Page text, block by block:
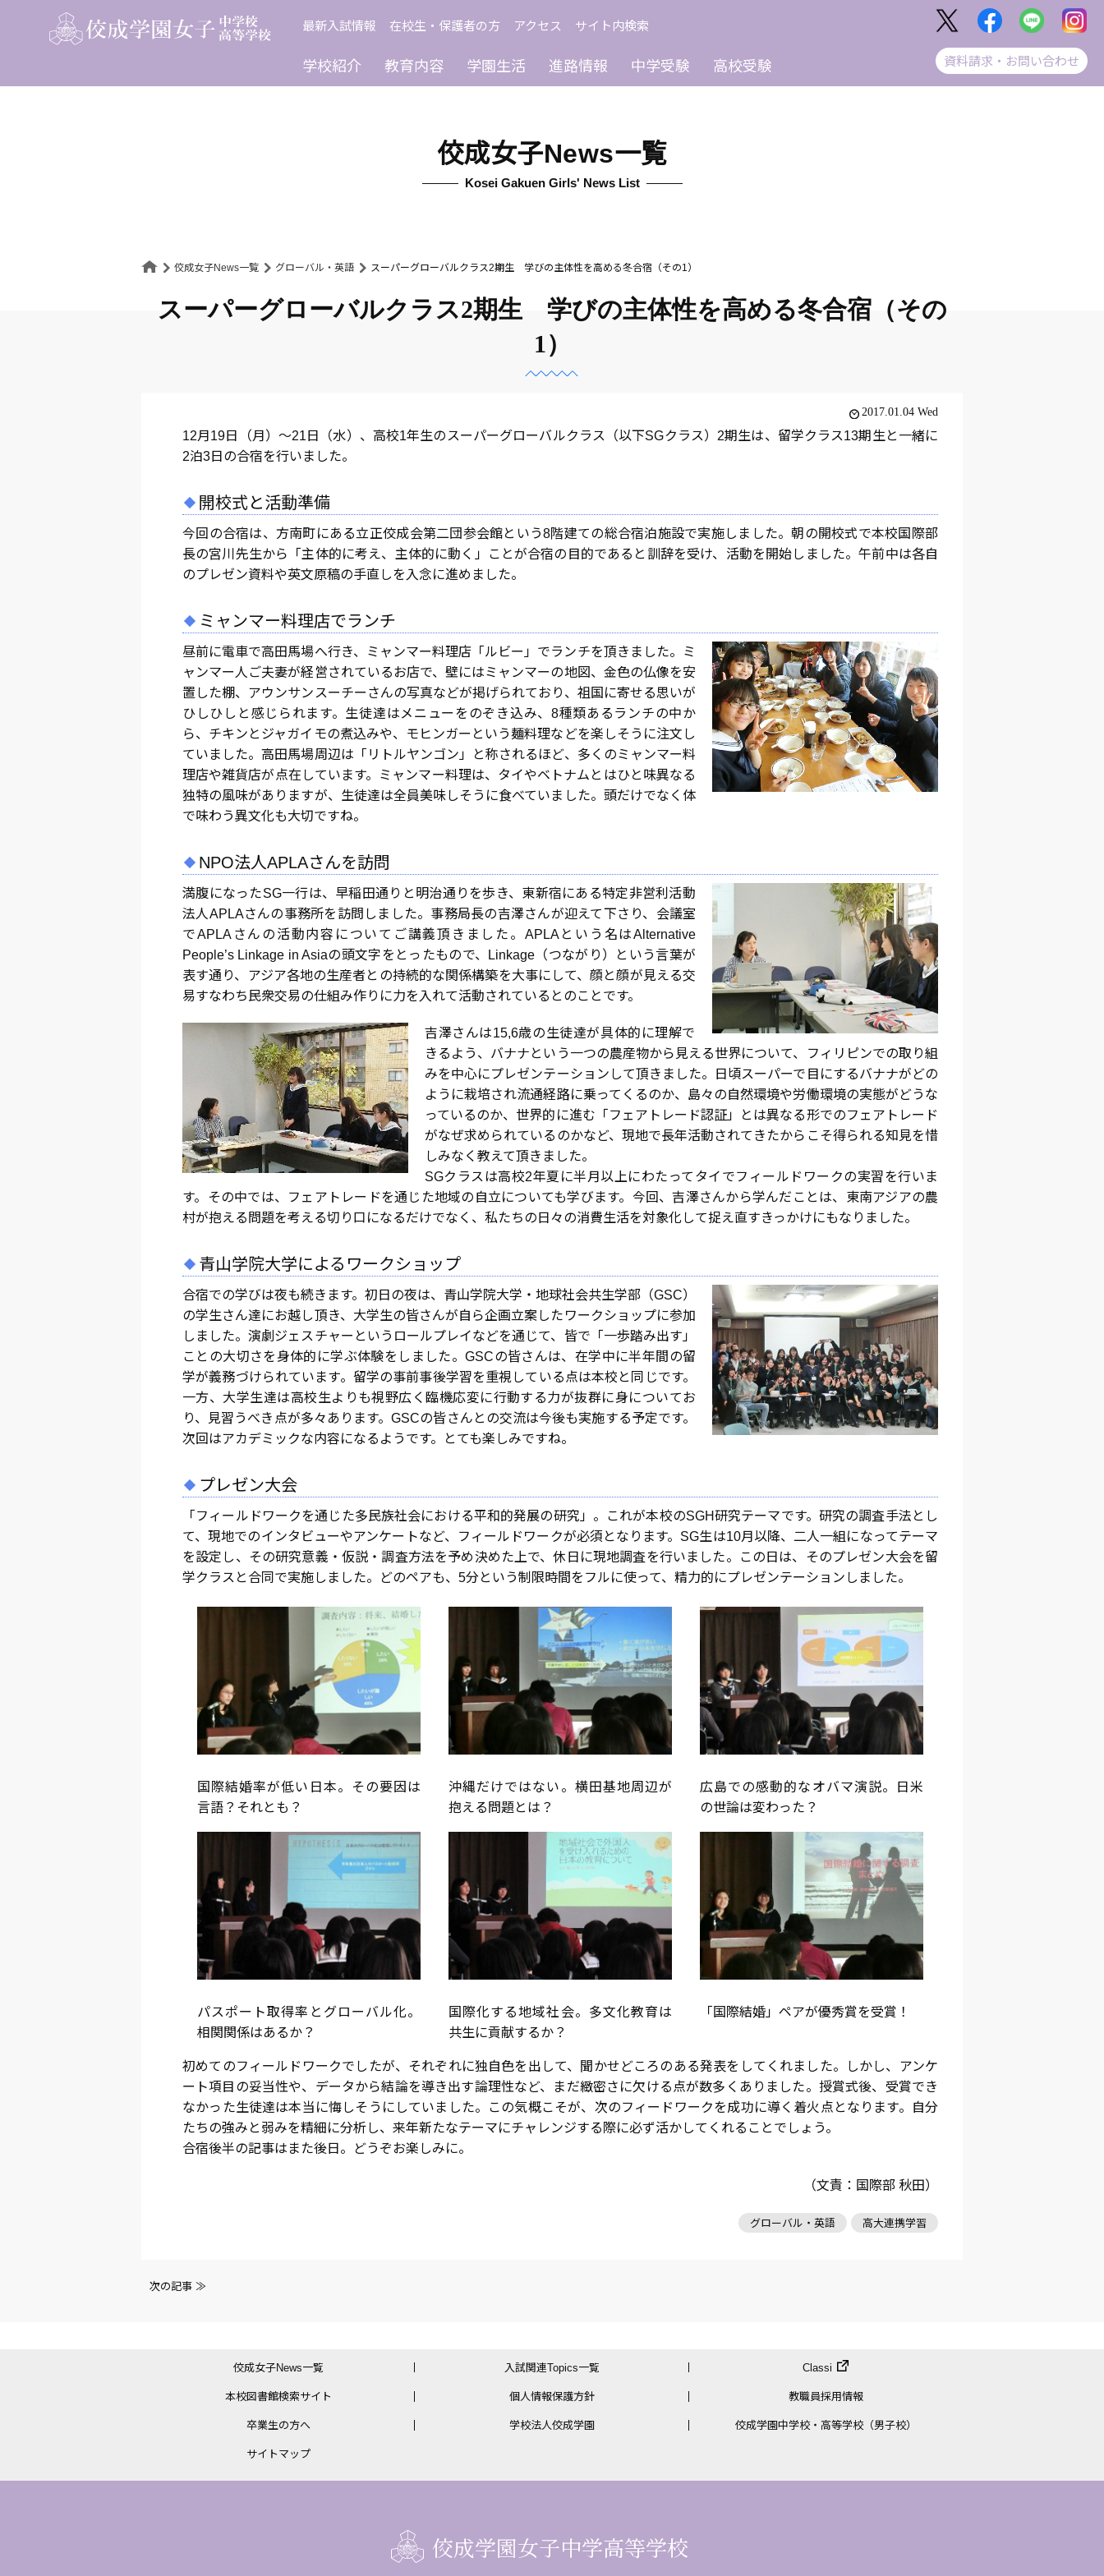
最新入試情報 在校生・保護者の方 アクセス サイト内検索
資料請求・お問い合わせ
学校紹介 教育内容 学園生活 進路情報 中学受験 高校受験
佼成女子News一覧
Kosei Gakuen Girls' News List
佼成女子News一覧 グローバル・英語 スーパーグローバルクラス2期生 学びの主体性を高める冬合宿（その1）
スーパーグローバルクラス2期生 学びの主体性を高める冬合宿（その
1）
2017.01.04 Wed
12月19日（月）～21日（水）、高校1年生のスーパーグローバルクラス（以下SGクラス）2期生は、留学クラス13期生と一緒に
2泊3日の合宿を行いました。
開校式と活動準備
今回の合宿は、方南町にある立正佼成会第二団参会館という8階建ての総合宿泊施設で実施しました。朝の開校式で本校国際部
長の宮川先生から「主体的に考え、主体的に動く」ことが合宿の目的であると訓辞を受け、活動を開始しました。午前中は各自
のプレゼン資料や英文原稿の手直しを入念に進めました。
ミャンマー料理店でランチ
昼前に電車で高田馬場へ行き、ミャンマー料理店「ルビー」でランチを頂きました。ミ
ャンマー人ご夫妻が経営されているお店で、壁にはミャンマーの地図、金色の仏像を安
置した棚、アウンサンスーチーさんの写真などが掲げられており、祖国に寄せる思いが
ひしひしと感じられます。生徒達はメニューをのぞき込み、8種類あるランチの中か
ら、チキンとジャガイモの煮込みや、モヒンガーという麺料理などを楽しそうに注文し
ていました。高田馬場周辺は「リトルヤンゴン」と称されるほど、多くのミャンマー料
理店や雑貨店が点在しています。ミャンマー料理は、タイやベトナムとはひと味異なる
独特の風味がありますが、生徒達は全員美味しそうに食べていました。頭だけでなく体
で味わう異文化も大切ですね。
NPO法人APLAさんを訪問
満腹になったSG一行は、早稲田通りと明治通りを歩き、東新宿にある特定非営利活動
法人APLAさんの事務所を訪問しました。事務局長の吉澤さんが迎えて下さり、会議室
でAPLAさんの活動内容についてご講義頂きました。APLAという名はAlternative
People’s Linkage in Asiaの頭文字をとったもので、Linkage（つながり）という言葉が
表す通り、アジア各地の生産者との持続的な関係構築を大事にして、顔と顔が見える交
易すなわち民衆交易の仕組み作りに力を入れて活動されているとのことです。
吉澤さんは15,6歳の生徒達が具体的に理解で
きるよう、バナナという一つの農産物から見える世界について、フィリピンでの取り組
みを中心にプレゼンテーションして頂きました。日頃スーパーで目にするバナナがどの
ように栽培され流通経路に乗ってくるのか、島々の自然環境や労働環境の実態がどうな
っているのか、世界的に進む「フェアトレード認証」とは異なる形でのフェアトレード
がなぜ求められているのかなど、現地で長年活動されてきたからこそ得られる知見を惜
しみなく教えて頂きました。
SGクラスは高校2年夏に半月以上にわたってタイでフィールドワークの実習を行いま
す。その中では、フェアトレードを通じた地域の自立についても学びます。今回、吉澤さんから学んだことは、東南アジアの農
村が抱える問題を考える切り口になるだけでなく、私たちの日々の消費生活を対象化して捉え直すきっかけにもなりました。
青山学院大学によるワークショップ
合宿での学びは夜も続きます。初日の夜は、青山学院大学・地球社会共生学部（GSC）
の学生さん達にお越し頂き、大学生の皆さんが自ら企画立案したワークショップに参加
しました。演劇ジェスチャーというロールプレイなどを通じて、皆で「一歩踏み出す」
ことの大切さを身体的に学ぶ体験をしました。GSCの皆さんは、在学中に半年間の留
学が義務づけられています。留学の事前事後学習を重視している点は本校と同じです。
一方、大学生達は高校生よりも視野広く臨機応変に行動する力が抜群に身についてお
り、見習うべき点が多々あります。GSCの皆さんとの交流は今後も実施する予定です。
次回はアカデミックな内容になるようです。とても楽しみですね。
プレゼン大会
「フィールドワークを通じた多民族社会における平和的発展の研究」。これが本校のSGH研究テーマです。研究の調査手法とし
て、現地でのインタビューやアンケートなど、フィールドワークが必須となります。SG生は10月以降、二人一組になってテーマ
を設定し、その研究意義・仮説・調査方法を予め決めた上で、休日に現地調査を行いました。この日は、そのプレゼン大会を留
学クラスと合同で実施しました。どのペアも、5分という制限時間をフルに使って、精力的にプレゼンテーションしました。
国際結婚率が低い日本。その要因は
言語？それとも？
沖縄だけではない。横田基地周辺が
抱える問題とは？
広島での感動的なオバマ演説。日米
の世論は変わった？
パスポート取得率とグローバル化。
相関関係はあるか？
国際化する地域社会。多文化教育は
共生に貢献するか？
「国際結婚」ペアが優秀賞を受賞！
初めてのフィールドワークでしたが、それぞれに独自色を出して、聞かせどころのある発表をしてくれました。しかし、アンケ
ート項目の妥当性や、データから結論を導き出す論理性など、まだ緻密さに欠ける点が数多くありました。授賞式後、受賞でき
なかった生徒達は本当に悔しそうにしていました。この気概こそが、次のフィードワークを成功に導く着火点となります。自分
たちの強みと弱みを精細に分析し、来年新たなテーマにチャレンジする際に必ず活かしてくれることでしょう。
合宿後半の記事はまた後日。どうぞお楽しみに。
（文責：国際部 秋田）
グローバル・英語 高大連携学習
前
次の記事 ≫
佼成女子News一覧 入試関連Topics一覧 Classi
本校図書館検索サイト 個人情報保護方針 教職員採用情報
卒業生の方へ 学校法人佼成学園 佼成学園中学校・高等学校（男子校）
サイトマップ
佼成学園女子中学高等学校